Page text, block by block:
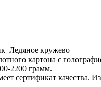
Ледяное кружево
картона с
2200 грамм.
сертификат качества.